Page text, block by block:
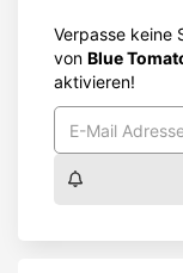
Verpasse keine
von Blue
aktivieren!